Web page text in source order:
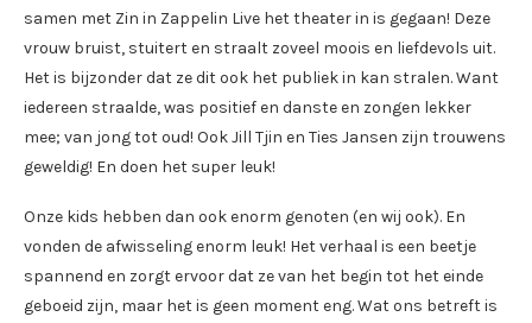
samen met Zin in Zappelin Live het theater in is gegaan! Deze
vrouw bruist, stuitert en straalt zoveel moois en liefdevols uit.
Het is bijzonder dat ze dit ook het publiek in kan stralen. Want
iedereen straalde, was positief en danste en zongen lekker
mee; van jong tot oud! Ook Jill Tjin en Ties Jansen zijn trouwens
geweldig! En doen het super leuk!
Onze kids hebben dan ook enorm genoten (en wij ook). En
vonden de afwisseling enorm leuk! Het verhaal is een beetje
spannend en zorgt ervoor dat ze van het begin tot het einde
geboeid zijn, maar het is geen moment eng. Wat ons betreft is